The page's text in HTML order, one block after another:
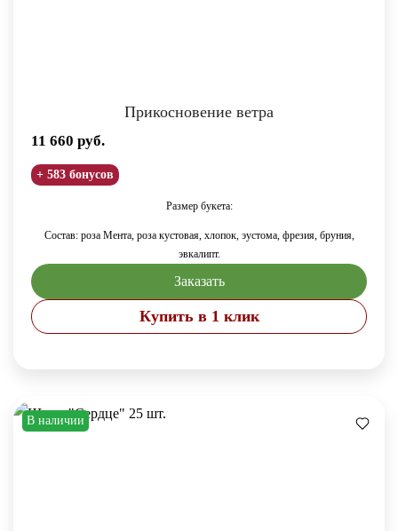
Прикосновение ветра
11 660 руб.
+ 583 бонусов
Размер букета:
Состав: роза Мента, роза кустовая, хлопок, эустома, фрезия, бруния,
эвкалипт.
Заказать
Купить в 1 клик
В наличии